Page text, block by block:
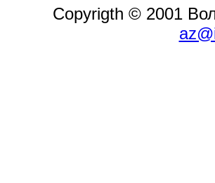
Copyrigth © 2001